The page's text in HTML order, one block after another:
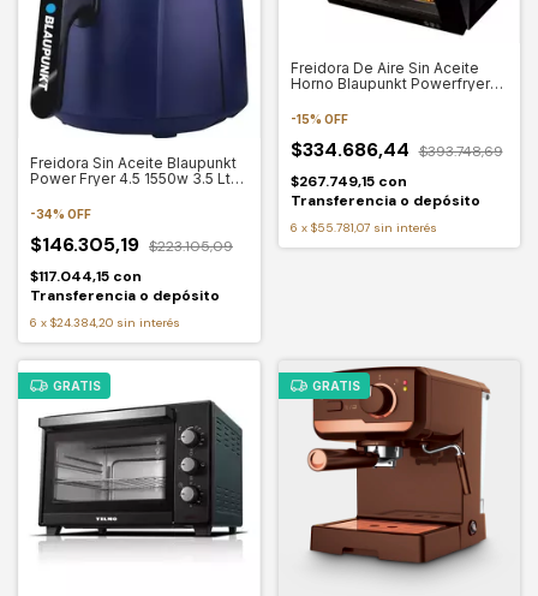
Freidora Sin Aceite Blaupunkt
Power Fryer 4.5 1550w 3.5 Lts
-34% OFF
$146.305,19 $223.105,09
$117.044,15 con
Transferencia o depósito
6 x $24.384,20 sin interés
Freidora De Aire Sin Aceite
Horno Blaupunkt Powerfryer
-15% OFF
$334.686,44 $393.748,69
$267.749,15 con
Transferencia o depósito
6 x $55.781,07 sin interés
GRATIS GRATIS